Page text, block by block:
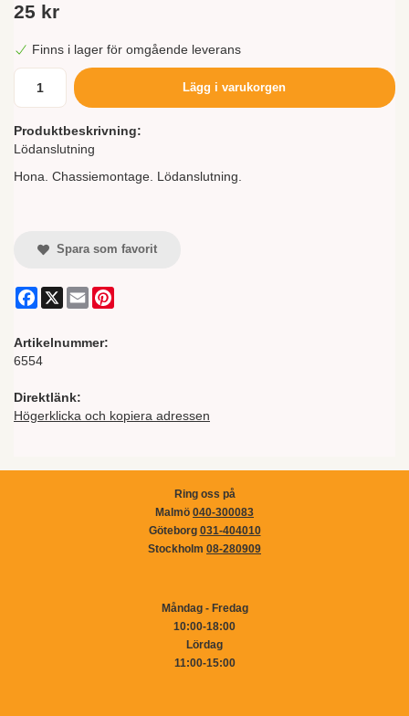
25 kr
Finns i lager för omgående leverans
Lägg i varukorgen
Produktbeskrivning:
Lödanslutning
Hona. Chassiemontage. Lödanslutning.
Spara som favorit
Facebook
X Email
Artikelnummer:
6554
Direktlänk:
Högerklicka och kopiera adressen
Ring oss på
Malmö 040-300083
Göteborg 031-404010
Stockholm 08-280909
Måndag - Fredag
10:00-18:00
Lördag
11:00-15:00